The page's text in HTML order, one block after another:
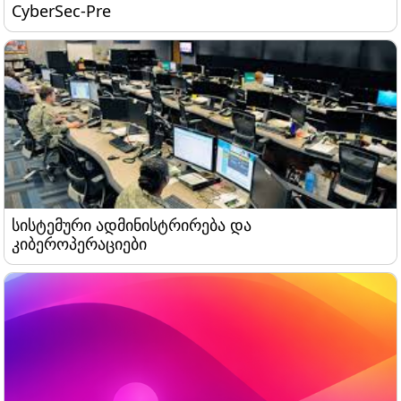
CyberSec-Pre
CyberSec-Pre
სისტემური ადმინისტრირება და კიბეროპერაციები
სისტემური ადმინისტრირება და
კიბეროპერაციები